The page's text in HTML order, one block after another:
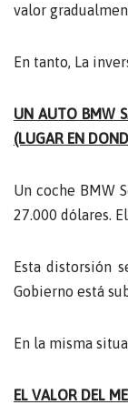
valor
En tanto, La
UN AUTO BMW
(LUGAR EN
Un coche BMW
27.000 dólares.
Esta distorsión
Gobierno está
En la misma
EL VALOR DEL